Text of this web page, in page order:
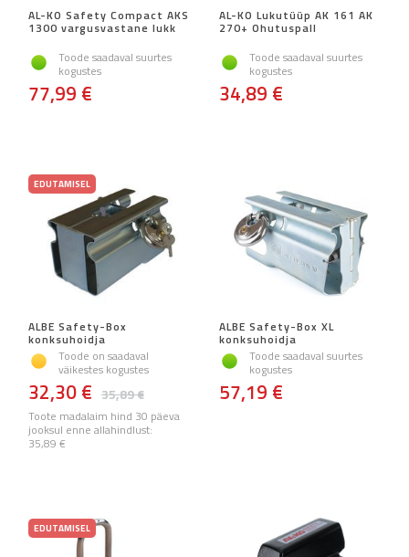
AL-KO Safety Compact AKS
1300 vargusvastane lukk
Toode saadaval suurtes
kogustes
77,99 €
AL-KO Lukutüüp AK 161 AK
270+ Ohutuspall
Toode saadaval suurtes
kogustes
34,89 €
EDUTAMISEL
ALBE Safety-Box
konksuhoidja
Toode on saadaval
väikestes kogustes
35,89 €
32,30 €
Toote madalaim hind 30 päeva
jooksul enne allahindlust:
35,89 €
ALBE Safety-Box XL
konksuhoidja
Toode saadaval suurtes
kogustes
57,19 €
EDUTAMISEL